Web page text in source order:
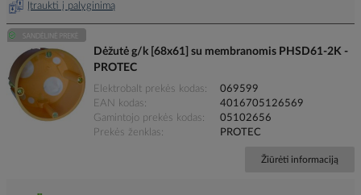
Įtraukti į palyginimą
Dėžutė g/k [68x61] su membranomis PHSD61-2K -
PROTEC
Elektrobalt prekės kodas
069599
EAN kodas
4016705126569
Gamintojo prekės kodas
05102656
Prekės ženklas
PROTEC
Žiūrėti informaciją